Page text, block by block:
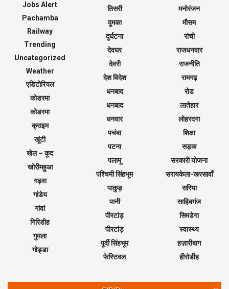
Jobs Alert
Pachamba
Railway
Trending
Uncategorized
Weather
एडिटोरियल
कोडरमा
कोडरमा
क्राइम
खूंटी
खेल – कूद
खोरीमहुआ
गढ़वा
गांडेय
गांवां
गिरिडीह
गुमला
गोड्डा
तिसरी
दुमका
दुर्घटना
देवघर
देवरी
देश विदेश
धनबाद
धनबाद
धनवार
पचंबा
पटना
पलामू
पश्चिमी सिंहभूम
पाकुड़
पानी
पीरटांड़
पीरटांड़
पूर्वी सिंहभूम
फेस्टिवल
मनोरंजन
मौसम
रांची
राजधनवार
राजनीति
रामगढ़
रोड
लातेहार
लोहरदगा
शिक्षा
सड़क
सरकारी योजना
सरायकेला-खरसावाँ
सरिया
साहिबगंज
सिमडेगा
स्वास्थ्य
हज़ारीबाग
हीरोडीह